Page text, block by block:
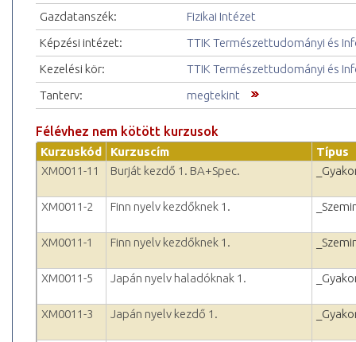
Gazdatanszék:
Fizikai Intézet
Képzési intézet:
TTIK Természettudományi és
Kezelési kör:
TTIK Természettudományi és
Tanterv:
megtekint
Félévhez nem kötött kurzusok
Kurzuskód Kurzuscím
Típus
XM0011-11
Burját kezdő 1. BA+Spec.
XM0011-2 Finn nyelv kezdőknek 1.
XM0011-1 Finn nyelv kezdőknek 1.
XM0011-5 Japán nyelv haladóknak 1.
XM0011-3 Japán nyelv kezdő 1.